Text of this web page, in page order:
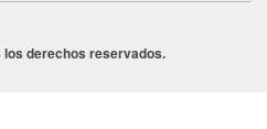
los derechos reservados.